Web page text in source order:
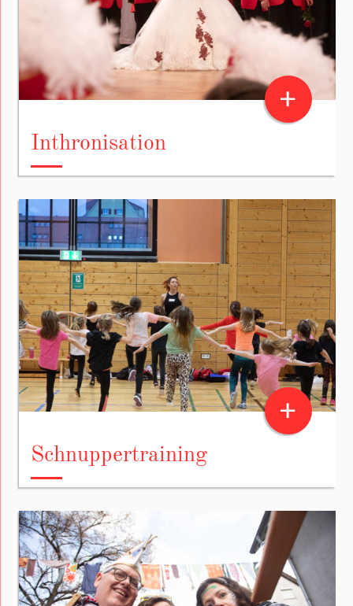
Inthronisation
+
Schnuppertraining
+